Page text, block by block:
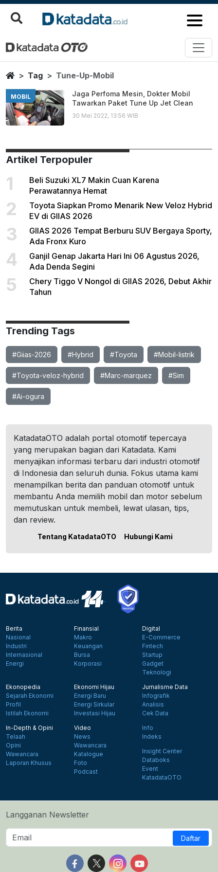
Tune Up Mobil
Berita Terbaru
HomeTag Tune-Up-Mobil
MOBIL
Jaga Perfoma Mesin, Dokter Mobil
Tawarkan Paket Tune Up Jet Clean
30 Mei 2022, 13:56 WIB
Artikel Terpopuler
1
Beli Suzuki XL7 Makin Cuan Karena
Perawatannya Hemat
2
Toyota Siapkan Promo Menarik New Veloz Hybrid
EV di GIIAS 2026
3
GIIAS 2026 Tempat Berburu SUV Bergaya Sporty,
Ada Fronx Kuro
4
Ganjil Genap Jakarta Hari Ini 06 Agustus 2026,
Ada Denda Segini
5
Chery Tiggo V Nongol di GIIAS 2026, Debut Akhir
Tahun
Trending Tags
#Giias-2026 #Hybrid #Toyota #Mobil-listrik
#Toyota-veloz-hybrid #Marc-marquez #Sim
#Ai-ogura
KatadataOTO adalah portal otomotif tepercaya
yang merupakan bagian dari Katadata. Kami
menyajikan informasi terbaru dari industri otomotif
di Indonesia dan seluruh dunia. Fokus utama kami
menampilkan berita dan panduan otomotif untuk
membantu Anda memilih mobil dan motor sebelum
memutuskan untuk membeli, lewat ulasan, tips,
dan review.
Tentang KatadataOTO Hubungi Kami
Berita
Nasional
Industri
Internasional
Energi
Finansial
Makro
Keuangan
Bursa
Korporasi
Digital
E-Commerce
Fintech
Startup
Gadget
Teknologi
Ekonopedia
Sejarah Ekonomi
Profil
Istilah Ekonomi
Ekonomi Hijau
Energi Baru
Energi Sirkular
Investasi Hijau
Jurnalisme Data
Infografik
Analisis
Cek Data
In-Depth & Opini
Telaah
Opini
Wawancara
Laporan Khusus
Video
News
Wawancara
Katalogue
Foto
Podcast
Info
Indeks
Insight Center
Databoks
Event
KatadataOTO
Langganan Newsletter
Daftar
Follow us on Facebook
Follow us on X
Follow us on Instagram
Follow us on